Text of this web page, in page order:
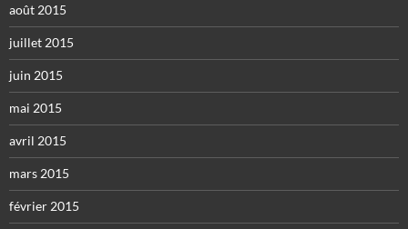
août 2015
juillet 2015
juin 2015
mai 2015
avril 2015
mars 2015
février 2015